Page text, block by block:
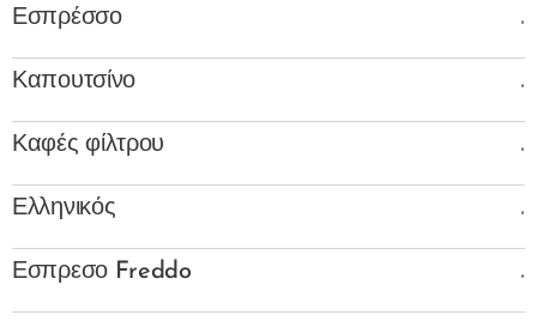
Εσπρέσσο .
Καπουτσίνο .
Καφές φίλτρου .
Ελληνικός .
Εσπρεσο Freddo .